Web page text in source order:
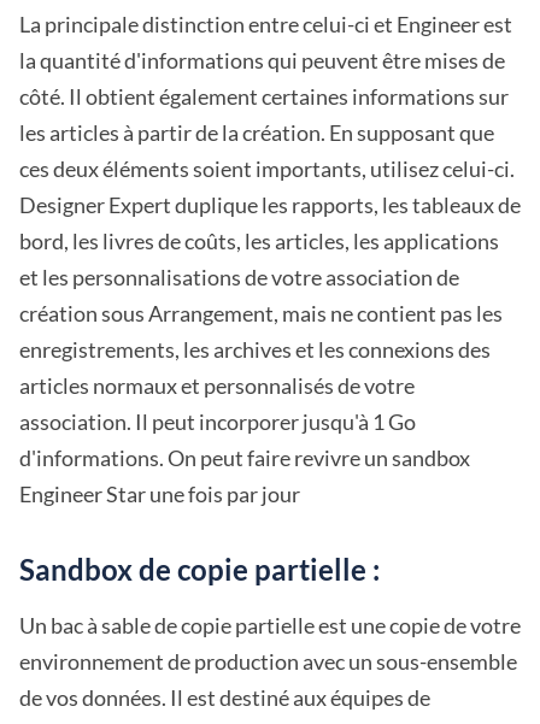
La principale distinction entre celui-ci et Engineer est
la quantité d'informations qui peuvent être mises de
côté. Il obtient également certaines informations sur
les articles à partir de la création. En supposant que
ces deux éléments soient importants, utilisez celui-ci.
Designer Expert duplique les rapports, les tableaux de
bord, les livres de coûts, les articles, les applications
et les personnalisations de votre association de
création sous Arrangement, mais ne contient pas les
enregistrements, les archives et les connexions des
articles normaux et personnalisés de votre
association. Il peut incorporer jusqu'à 1 Go
d'informations. On peut faire revivre un sandbox
Engineer Star une fois par jour
Sandbox de copie partielle :
Un bac à sable de copie partielle est une copie de votre
environnement de production avec un sous-ensemble
de vos données. Il est destiné aux équipes de